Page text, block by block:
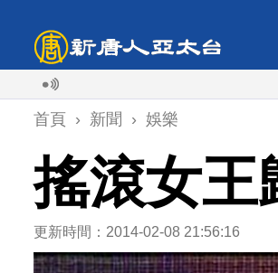
首頁 › 新聞 › 娛樂
搖滾女王
更新時間：2014-02-08 21:56:16